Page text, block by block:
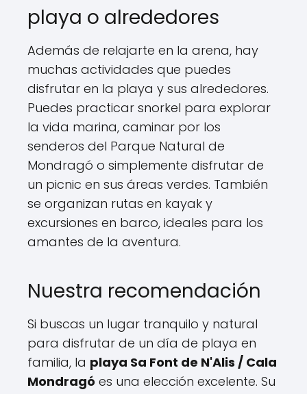
playa o alrededores
Además de relajarte en la arena, hay
muchas actividades que puedes
disfrutar en la playa y sus alrededores.
Puedes practicar snorkel para explorar
la vida marina, caminar por los
senderos del Parque Natural de
Mondragó o simplemente disfrutar de
un picnic en sus áreas verdes. También
se organizan rutas en kayak y
excursiones en barco, ideales para los
amantes de la aventura.
Nuestra recomendación
Si buscas un lugar tranquilo y natural
para disfrutar de un día de playa en
familia, la playa Sa Font de N'Alis / Cala
Mondragó es una elección excelente. Su